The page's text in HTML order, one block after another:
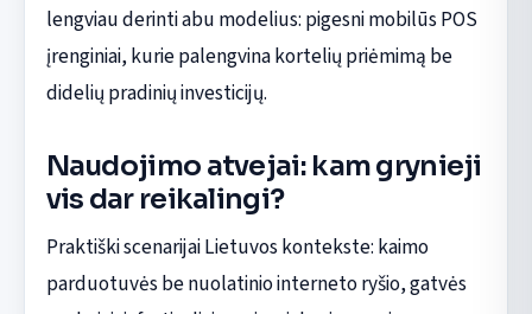
lengviau derinti abu modelius: pigesni mobilūs POS
įrenginiai, kurie palengvina kortelių priėmimą be
didelių pradinių investicijų.
Naudojimo atvejai: kam grynieji
vis dar reikalingi?
Praktiški scenarijai Lietuvos kontekste: kaimo
parduotuvės be nuolatinio interneto ryšio, gatvės